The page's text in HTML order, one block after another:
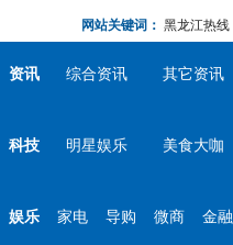
网站关键词： 黑龙江热线
资讯 综合资讯 其它资讯
科技 明星娱乐 美食大咖
娱乐 家电 导购 微商 金融